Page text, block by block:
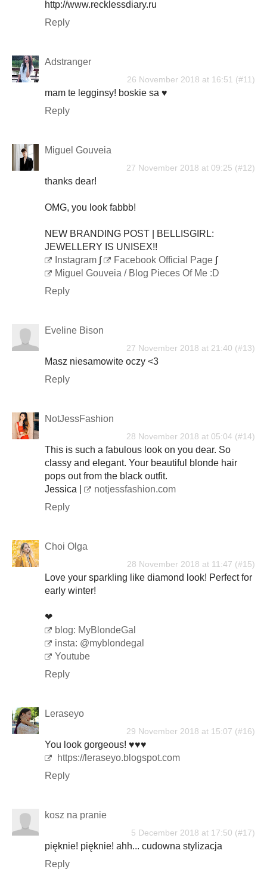
http://www.recklessdiary.ru
Reply
Adstranger
26 November 2018 at 16:51
mam te legginsy! boskie sa ♥
Reply
Miguel Gouveia
27 November 2018 at 09:25
thanks dear!
OMG, you look fabbb!
NEW BRANDING POST | BELLISGIRL:
JEWELLERY IS UNISEX!!
Instagram ∫ Facebook Official Page ∫
Miguel Gouveia / Blog Pieces Of Me :D
Reply
Eveline Bison
27 November 2018 at 21:40
Masz niesamowite oczy <3
Reply
NotJessFashion
28 November 2018 at 05:04
This is such a fabulous look on you dear. So
classy and elegant. Your beautiful blonde hair
pops out from the black outfit.
Jessica |
notjessfashion.com
Reply
Choi Olga
28 November 2018 at 11:47
Love your sparkling like diamond look! Perfect for
early winter!
❤
blog: MyBlondeGal
insta: @myblondegal
Youtube
Reply
Leraseyo
29 November 2018 at 15:07
You look gorgeous! ♥♥♥
https://leraseyo.blogspot.com
Reply
kosz na pranie
5 December 2018 at 17:50
pięknie! pięknie! ahh... cudowna stylizacja
Reply